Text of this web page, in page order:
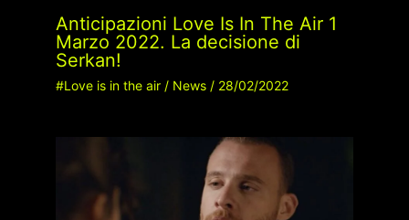
Anticipazioni Love Is In The Air 1
Marzo 2022. La decisione di
Serkan!
#Love is in the air/ News/ 28/02/2022